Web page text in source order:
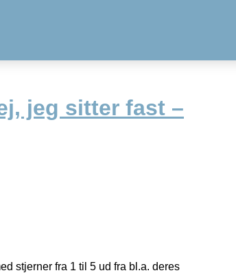
jeg sitter fast –
stjerner fra 1 til 5 ud fra bl.a. deres